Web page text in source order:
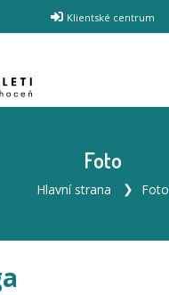
Klientské centrum
Foto
Hlavní strana Foto